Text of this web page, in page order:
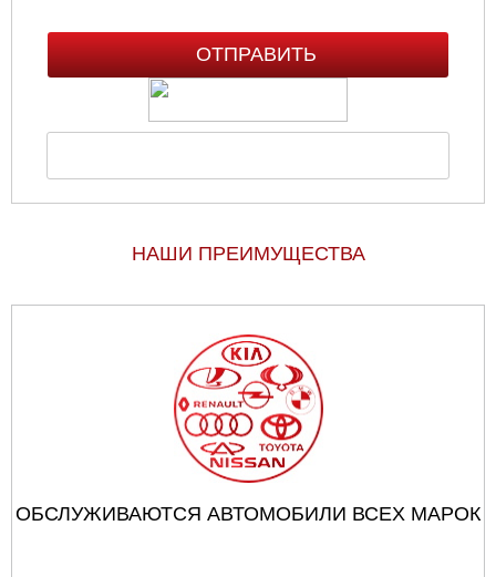
НАШИ ПРЕИМУЩЕСТВА
ОБСЛУЖИВАЮТСЯ АВТОМОБИЛИ ВСЕХ МАРОК